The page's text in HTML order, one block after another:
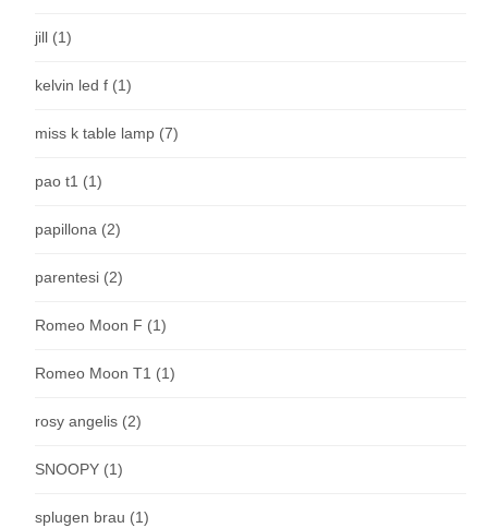
jill (1)
kelvin led f (1)
miss k table lamp (7)
pao t1 (1)
papillona (2)
parentesi (2)
Romeo Moon F (1)
Romeo Moon T1 (1)
rosy angelis (2)
SNOOPY (1)
splugen brau (1)